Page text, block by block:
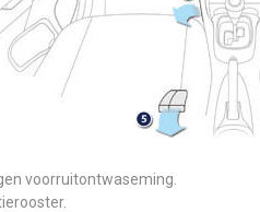
voorruitontwaseming.